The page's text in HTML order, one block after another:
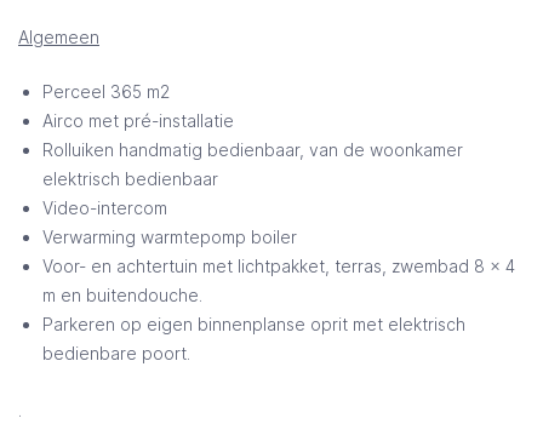
Algemeen
Perceel 365 m2
Airco met pré-installatie
Rolluiken handmatig bedienbaar, van de woonkamer
elektrisch bedienbaar
Video-intercom
Verwarming warmtepomp boiler
Voor- en achtertuin met lichtpakket, terras, zwembad 8 x 4
m en buitendouche.
Parkeren op eigen binnenplanse oprit met elektrisch
bedienbare poort.